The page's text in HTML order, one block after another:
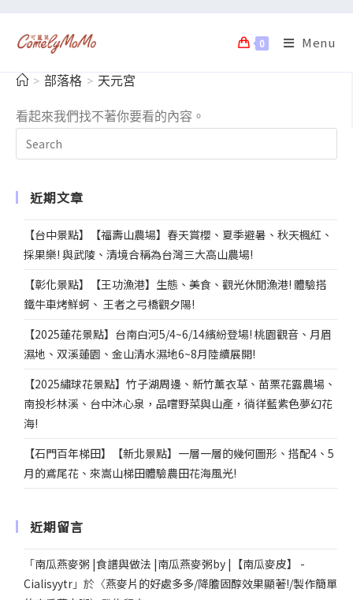
0 Menu
> 部落格 > 天元宮
看起來我們找不著你要看的內容。
近期文章
【台中景點】【福壽山農場】春天賞櫻、夏季避暑、秋天楓紅、
採果樂! 與武陵、清境合稱為台灣三大高山農場!
【彰化景點】【王功漁港】生態、美食、觀光休閒漁港! 體驗搭
鐵牛車烤鮮蚵、 王者之弓橋觀夕陽!
【2025蓮花景點】台南白河5/4~6/14繽紛登場! 桃園觀音、月眉
濕地、双溪蓮園、金山清水濕地6~8月陸續展開!
【2025繡球花景點】竹子湖周邊、新竹薰衣草、苗栗花露農場、
南投杉林溪、台中沐心泉，品嚐野菜與山產，徜徉藍紫色夢幻花
海!
【石門百年梯田】【新北景點】一層一層的幾何圖形、搭配4、5
月的鳶尾花、來嵩山梯田體驗農田花海風光!
近期留言
「南瓜燕麥粥 |食譜與做法 |南瓜燕麥粥by |【南瓜麥皮】 -
Cialisyytr 」於〈燕麥片的好處多多/降膽固醇效果顯著!/製作簡單